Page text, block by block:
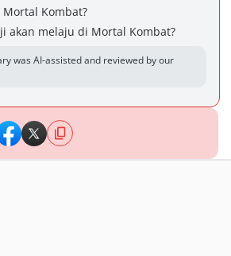
Kombat?
akan melaju di Mortal Kombat?
was AI-assisted and reviewed by our